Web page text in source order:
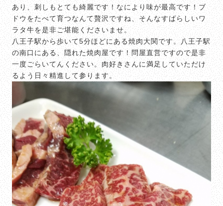
あり、刺しもとても綺麗です！なにより味が最高です！ブ
ドウをたべて育つなんて贅沢ですね、そんなすばらしいワ
ラタ牛を是非ご堪能くださいませ。
八王子駅から歩いて5分ほどにある焼肉大関です。八王子駅
の南口にある、隠れた焼肉屋です！問屋直営ですので是非
一度ごらいてんください。肉好きさんに満足していただけ
るよう日々精進して参ります。